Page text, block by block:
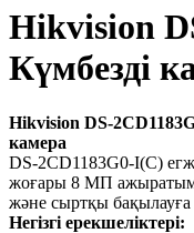
Hikvision
Күмбезді
Hikvision DS-
камера
DS-2CD1183G0-I(C)
жоғары 8 МП
және сыртқы
Негізгі ерекшеліктері: